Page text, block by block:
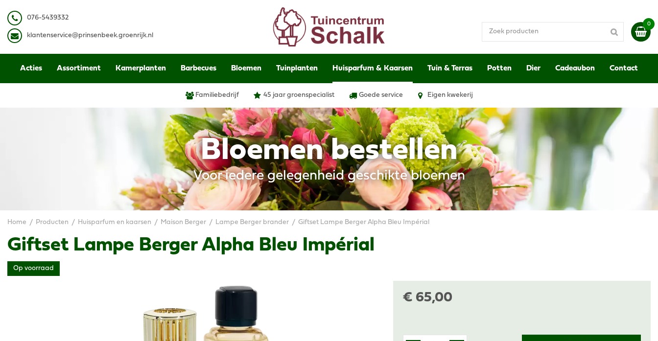
naar
content
Bloemen bestellen
Voor iedere gelegenheid geschikte bloemen
Home Producten Huisparfum en kaarsen Maison Berger Lampe Berger brander Giftset Lampe Berger Alpha Bleu Impérial
076-5439332
k lantenservice@prinsenbeek.groenrijk.nl
Acties Assortiment Kamerplanten Barbecues Bloemen Tuinplanten Huisparfum & Kaarsen Tuin & Terras Potten Dier Cadeaubon Contact
Familiebedrijf 45 jaar groenspecialist Goede service Eigen kwekerij
Giftset Lampe Berger Alpha Bleu Impérial
Op voorraad
€ 65,00